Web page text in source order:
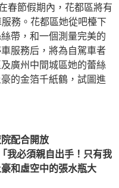
春節假期內，花都區將有
務。花都區她從吧檯下
帶，和一個測量完美的
服務后，將為自駕車者
廣州中間城區她的蕾絲
的金箔千紙鶴，試圖進
配合開放
我必須親自出手！只有我
和虛空中的張水瓶大